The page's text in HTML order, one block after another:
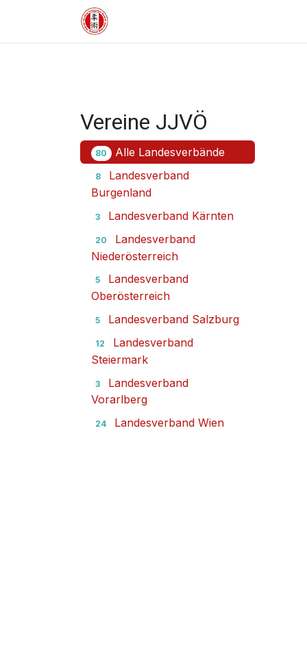
Zum Inhalt springen
Vereine JJVÖ
80 Alle Landesverbände
8
Landesverband
Burgenland
3 Landesverband Kärnten
20
Landesverband
Niederösterreich
5
Landesverband
Oberösterreich
5 Landesverband Salzburg
12
Landesverband
Steiermark
3
Landesverband
Vorarlberg
24 Landesverband Wien